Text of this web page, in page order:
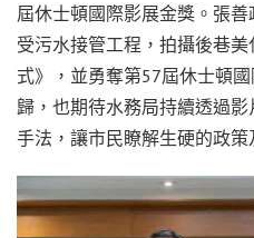
屆休士頓國際影展金獎。張
受污水接管工程，拍攝後巷
式》，並勇奪第57屆休士頓
歸，也期待水務局持續透過
手法，讓市民瞭解生硬的政